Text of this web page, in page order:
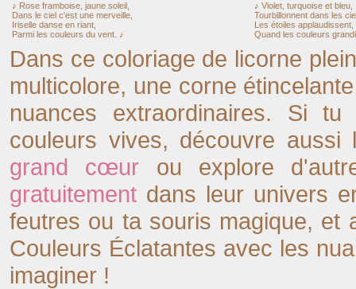
♪ Rose framboise, jaune soleil,
Dans le ciel c'est une merveille,
Iriselle danse en riant,
Parmi les couleurs du vent. ♪
♪ Violet, turquoise et bleu,
Tourbillonnent dans les
Les étoiles applaudissent,
Quand les couleurs
Dans ce coloriage de licorne
multicolore, une corne
nuances extraordinaires. Si
couleurs vives, découvre
grand cœur ou explore
gratuitement dans leur univers
feutres ou ta souris magique, et
Couleurs Éclatantes avec les
imaginer !